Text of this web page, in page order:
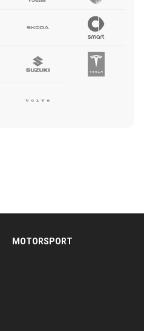
MOTORSPORT